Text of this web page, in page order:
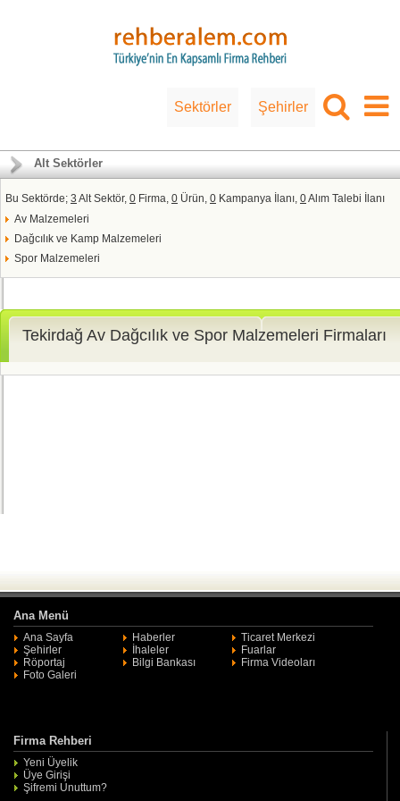
Sektörler Şehirler
Alt Sektörler
Bu Sektörde; 3 Alt Sektör, 0 Firma, 0 Ürün, 0 Kampanya İlanı, 0Alım Talebi İlanı
Av Malzemeleri
Dağcılık ve Kamp Malzemeleri
Spor Malzemeleri
Tekirdağ Av Dağcılık ve Spor Malzemeleri Firmaları
Ana Menü
Ana Sayfa Haberler
Ticaret Merkezi
Şehirler
İhaleler
Fuarlar
Röportaj
Bilgi Bankası
Firma Videoları
Foto Galeri
Firma Rehberi
Yeni Üyelik
Üye Girişi
Şifremi Unuttum?